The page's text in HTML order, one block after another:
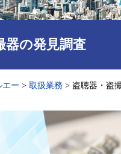
器の発見調査
エー > 取扱業務 > 盗聴器・盗